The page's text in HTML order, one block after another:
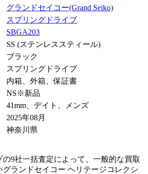
グランドセイコー(Grand Seiko)
スプリングドライブ
SBGA203
SS (ステンレススティール)
ブラック
スプリングドライブ
内箱、外箱、保証書
NS※新品
41mm、デイト、メンズ
2025年08月
神奈川県
9社一括査定によって、一般的な買取
ランドセイコー ヘリテージコレクシ